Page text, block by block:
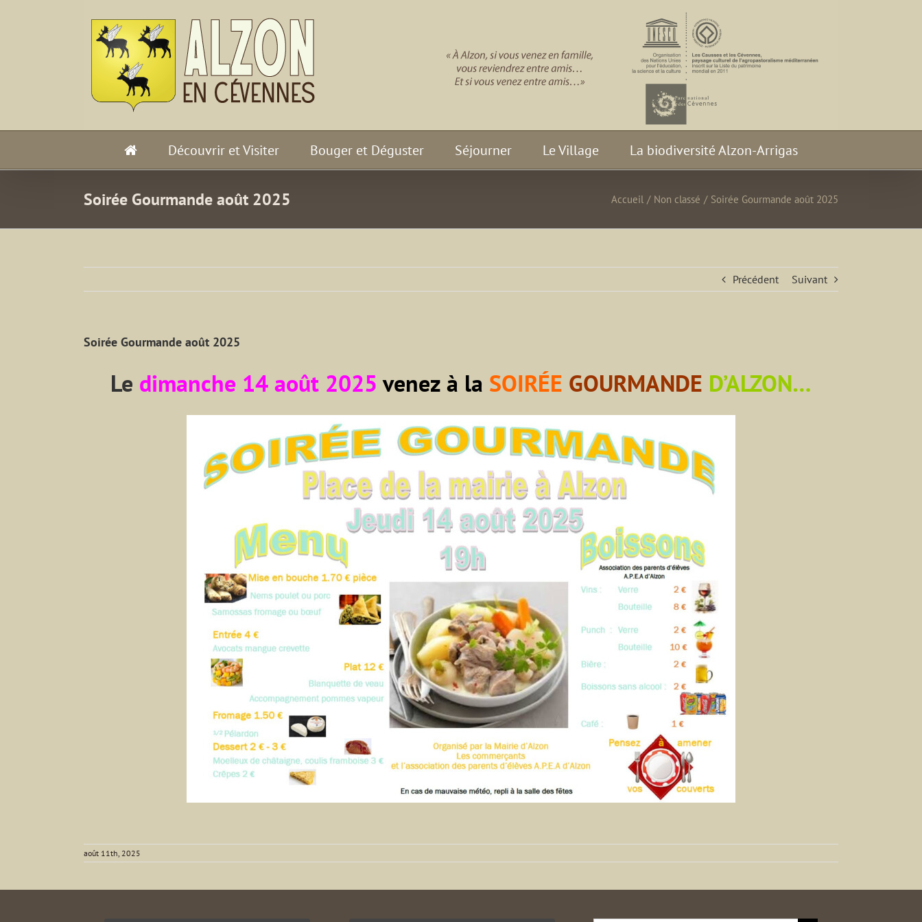
Découvrir et Visiter Bouger et Déguster Séjourner Le Village La biodiversité Alzon-Arrigas
Soirée Gourmande août 2025 Accueil / Non classé / Soirée Gourmande août 2025
Précédent Suivant
Soirée Gourmande août 2025
Le dimanche 14 août 2025 venez à la SOIRÉE GOURMANDE D’ALZON…
août 11th, 2025